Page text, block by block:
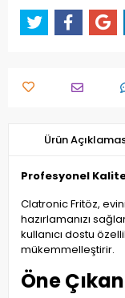
Ürün
Profesyonel
Clatronic Fritöz,
hazırlamanızı
kullanıcı dostu
mükemmelleştirir.
Öne